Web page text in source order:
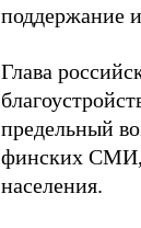
поддержание
Глава
предельный
финских СМИ,
населения.